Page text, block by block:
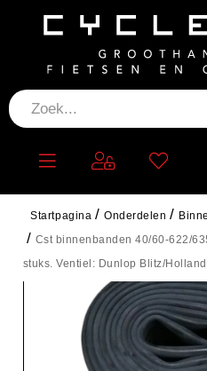
Startpagina Onderdelen
Cst binnenbanden 40/60-622/
stuks. Ventiel: Dunlop Blitz/